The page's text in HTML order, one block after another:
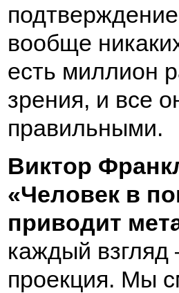
вообще
есть миллион
зрения, и все
правильными.
Виктор
«Человек в
приводит
каждый
проекция. Мы